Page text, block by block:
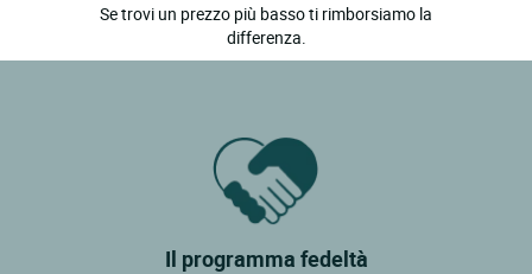
Se trovi un prezzo più basso ti rimborsiamo la
differenza.
Il programma fedeltà